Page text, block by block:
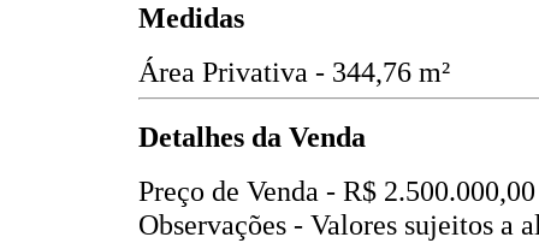
Medidas
Área Privativa - 344,76 m²
Detalhes da Venda
Preço de Venda - R$ 2.500.000,00
Observações - Valores sujeitos a